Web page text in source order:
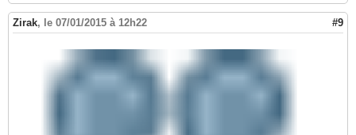
Zirak, le 07/01/2015 à 12h22 #9